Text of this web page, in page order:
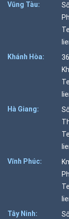
Vũng Tàu:
Khánh Hòa:
Hà Giang:
Vĩnh Phúc:
Tây Ninh: